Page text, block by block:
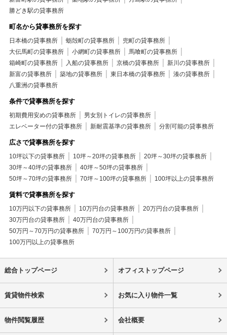
勝どき駅の貸事務所
町名から貸事務所を探す
日本橋の貸事務所 蛎殻町の貸事務所
兜町の貸事務所
大伝馬町の貸事務所
小網町の貸事務所
馬喰町の貸事務所
箱崎町の貸事務所
入船の貸事務所 京橋の貸事務所
新川の貸事務所
新富の貸事務所
築地の貸事務所 東日本橋の貸事務所
湊の貸事務所
八重洲の貸事務所
条件で貸事務所を探す
初期費用安めの貸事務所
男女別トイレの貸事務所
エレベーター付の貸事務所
新耐震基準の貸事務所 分割可能の貸事務所
広さで貸事務所を探す
10坪以下の貸事務所 10坪～20坪の貸事務所
20坪～30坪の貸事務所
30坪～40坪の貸事務所
40坪～50坪の貸事務所
50坪～70坪の貸事務所
70坪～100坪の貸事務所 100坪以上の貸事務所
賃料で貸事務所を探す
10万円以下の貸事務所 10万円台の貸事務所
20万円台の貸事務所
30万円台の貸事務所
40万円台の貸事務所
50万円～70万円の貸事務所
70万円～100万円の貸事務所
100万円以上の貸事務所
総合トップページ オフィストップページ
賃貸物件検索 お気に入り物件一覧
物件閲覧履歴 会社概要